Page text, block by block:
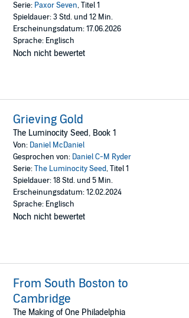
Serie: Paxor Seven, Titel 1
Spieldauer: 3 Std. und 12 Min.
Erscheinungsdatum: 17.06.2026
Sprache: Englisch
Noch nicht bewertet
Grieving Gold
The Luminocity Seed, Book 1
Von: Daniel McDaniel
Gesprochen von: Daniel C-M Ryder
Serie:The Luminocity Seed, Titel 1
Spieldauer: 18 Std. und 5 Min.
Erscheinungsdatum: 12.02.2024
Sprache: Englisch
Noch nicht bewertet
From South Boston to
Cambridge
The Making of One Philadelphia